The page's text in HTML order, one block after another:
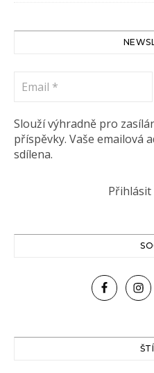
Slouží výhradně pro
příspěvky. Vaše emailová
sdílena.